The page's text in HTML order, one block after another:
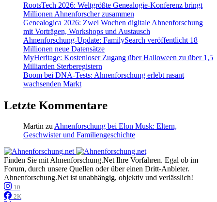
RootsTech 2026: Weltgrößte Genealogie-Konferenz bringt
Millionen Ahnenforscher zusammen
Genealogica 2026: Zwei Wochen digitale Ahnenforschung
mit Vorträgen, Workshops und Austausch
Ahnenforschung-Update: FamilySearch veröffentlicht 18
Millionen neue Datensätze
MyHeritage: Kostenloser Zugang über Halloween zu über 1,5
Milliarden Sterberegistern
Boom bei DNA-Tests: Ahnenforschung erlebt rasant
wachsenden Markt
Letzte Kommentare
Martin zu Ahnenforschung bei Elon Musk: Eltern,
Geschwister und Familiengeschichte
Finden Sie mit Ahnenforschung.Net Ihre Vorfahren. Egal ob im
Forum, durch unsere Quellen oder über einen Dritt-Anbieter.
Ahnenforschung.Net ist unabhängig, objektiv und verlässlich!
10
2K